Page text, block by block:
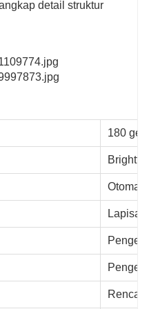
detail struktur
180